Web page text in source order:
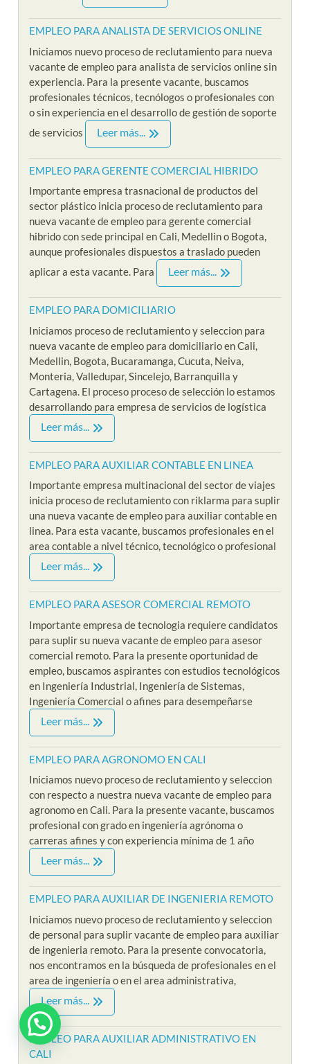
EMPLEO PARA ANALISTA DE SERVICIOS ONLINE
Iniciamos nuevo proceso de reclutamiento para nueva
vacante de empleo para analista de servicios online sin
experiencia. Para la presente vacante, buscamos
profesionales técnicos, tecnólogos o profesionales con
o sin experiencia en el desarrollo de gestión de soporte
de servicios
Leer más...
EMPLEO PARA GERENTE COMERCIAL HIBRIDO
Importante empresa trasnacional de productos del
sector plástico inicia proceso de reclutamiento para
nueva vacante de empleo para gerente comercial
hibrido con sede principal en Cali, Medellin o Bogota,
aunque profesionales dispuestos a traslado pueden
aplicar a esta vacante. Para
Leer más...
EMPLEO PARA DOMICILIARIO
Iniciamos proceso de reclutamiento y seleccion para
nueva vacante de empleo para domiciliario en Cali,
Medellin, Bogota, Bucaramanga, Cucuta, Neiva,
Monteria, Valledupar, Sincelejo, Barranquilla y
Cartagena. El proceso proceso de selección lo estamos
desarrollando para empresa de servicios de logística
Leer más...
EMPLEO PARA AUXILIAR CONTABLE EN LINEA
Importante empresa multinacional del sector de viajes
inicia proceso de reclutamiento con riklarma para suplir
una nueva vacante de empleo para auxiliar contable en
linea. Para esta vacante, buscamos profesionales en el
area contable a nivel técnico, tecnológico o profesional
Leer más...
EMPLEO PARA ASESOR COMERCIAL REMOTO
Importante empresa de tecnologia requiere candidatos
para suplir su nueva vacante de empleo para asesor
comercial remoto. Para la presente oportunidad de
empleo, buscamos aspirantes con estudios tecnológicos
en Ingeniería Industrial, Ingeniería de Sistemas,
Ingeniería Comercial o afines para desempeñarse
Leer más...
EMPLEO PARA AGRONOMO EN CALI
Iniciamos nuevo proceso de reclutamiento y seleccion
con respecto a nuestra nueva vacante de empleo para
agronomo en Cali. Para la presente vacante, buscamos
profesional con grado en ingeniería agrónoma o
carreras afines y con experiencia mínima de 1 año
Leer más...
EMPLEO PARA AUXILIAR DE INGENIERIA REMOTO
Iniciamos nuevo proceso de reclutamiento y seleccion
de personal para suplir vacante de empleo para auxiliar
de ingenieria remoto. Para la presente convocatoria,
nos encontramos en la búsqueda de profesionales en el
area de ingeniería o en el area administrativa,
Leer más...
EMPLEO PARA AUXILIAR ADMINISTRATIVO EN
CALI
¿ Estas interesado en Riklarma ?